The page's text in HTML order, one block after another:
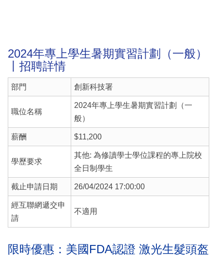
2024年專上學生暑期實習計劃（一般）
丨招聘詳情
部門 創新科技署
職位名稱
2024年專上學生暑期實習計劃（一
般）
薪酬 $11,200
學歷要求
其他: 為修讀學士學位課程的專上院校
全日制學生
截止申請日期 26/04/2024 17:00:00
經互聯網遞交申
請
不適用
限時優惠：美國FDA認證 激光生髮頭盔